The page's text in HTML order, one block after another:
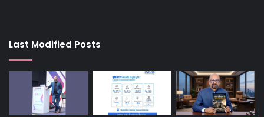
Last Modified Posts